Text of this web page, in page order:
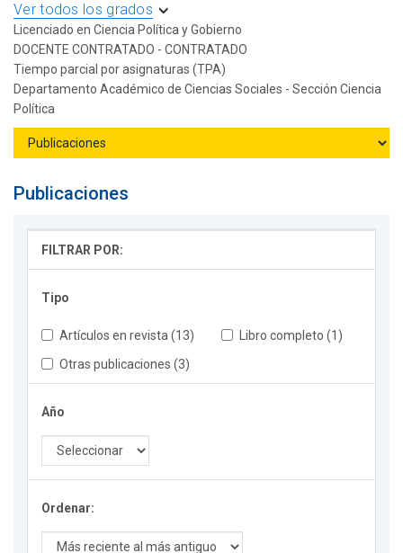
Ver todos los grados
Licenciado en Ciencia Política y Gobierno
DOCENTE CONTRATADO - CONTRATADO
Tiempo parcial por asignaturas (TPA)
Departamento Académico de Ciencias Sociales - Sección Ciencia
Política
Publicaciones
FILTRAR POR:
Tipo
Artículos en revista (13)
Libro completo (1)
Otras publicaciones (3)
Año
Ordenar: